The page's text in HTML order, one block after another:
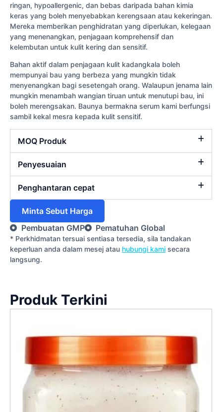
ringan, hypoallergenic, dan bebas daripada bahan kimia
keras yang boleh menyebabkan kerengsaan atau kekeringan.
Mereka memberikan penghidratan yang diperlukan, kelegaan
yang menenangkan, penjagaan komprehensif dan
kelembutan untuk kulit kering dan sensitif.
Bahan aktif dalam penjagaan kulit kadangkala boleh
mempunyai bau yang berbeza yang mungkin tidak
menyenangkan bagi sesetengah orang. Walaupun jenama lain
mungkin menambah wangian tiruan untuk menutupi bau, ini
boleh merengsakan. Baunya bermakna serum kami berfungsi
sambil kekal mesra kepada kulit sensitif.
MOQ Produk
Penyesuaian
Penghantaran cepat
Minta Sebut Harga
Pembuatan GMP
Pematuhan Global
* Perkhidmatan tersuai sentiasa tersedia, sila tandakan
keperluan anda dalam mesej atau hubungi kami secara
langsung.
Produk Terkini